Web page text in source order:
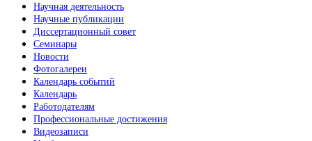
Научная деятельность
Научные публикации
Диссертационный совет
Семинары
Новости
Фотогалереи
Календарь событий
Календарь
Работодателям
Профессиональные достижения
Видеозаписи